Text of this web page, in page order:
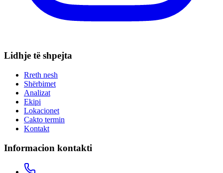
Lidhje të shpejta
Rreth nesh
Shërbimet
Analizat
Ekipi
Lokacionet
Cakto termin
Kontakt
Informacion kontakti